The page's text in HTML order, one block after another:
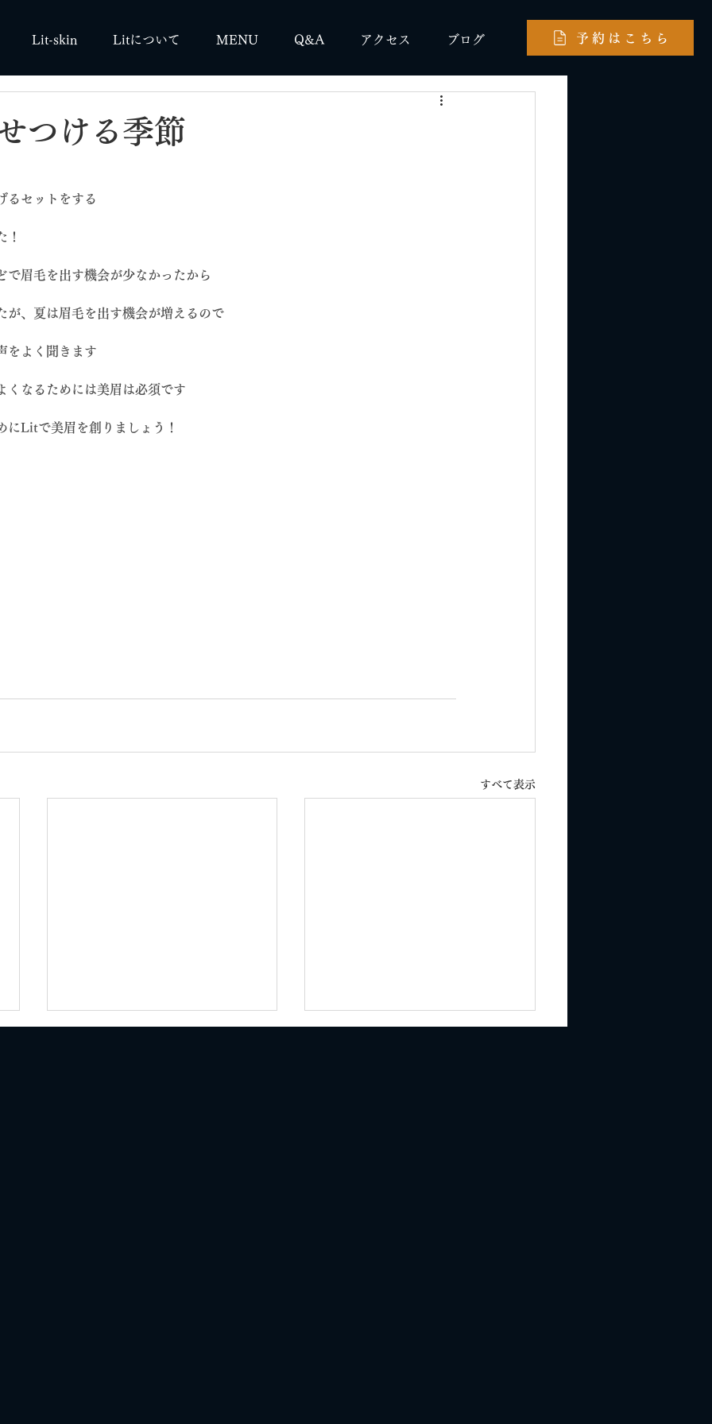
Lit-skin Litについて MENU Q&A アクセス ブログ 予約はこちら
つける季節
るセットをする
！
で眉毛を出す機会が少なかったから
が、夏は眉毛を出す機会が増えるので
をよく聞きます
くなるためには美眉は必須です
にLitで美眉を創りましょう！
すべて表示